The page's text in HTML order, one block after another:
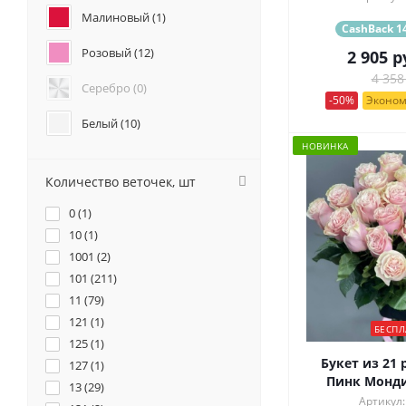
CashBack
2 905
4
-50%
НОВИНКА
Букет из 21
Пинк
Анемоны (1)
Гвоздики (
Геогрины (0)
Каллы (
)
Маттиола (0)
Малиновый (1)
Розовый (12)
Серебро (0)
Белый (10)
Желтый (
Коралловый (
Кремовый (
Персиковый (
Количество веточек, шт
0 (1)
10 (1)
1001 (2)
101 (211)
11 (79)
121 (1)
125 (1)
127 (1)
13 (29)